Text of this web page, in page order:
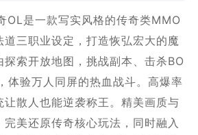
OL是一款写实风格的传奇类MMO
道三职业设定，打造恢弘宏大的魔
索开放地图，挑战副本、击杀BO
体验万人同屏的热血战斗。高爆率
让散人也能逆袭称王。精美画质与
美还原传奇核心玩法，同时融入